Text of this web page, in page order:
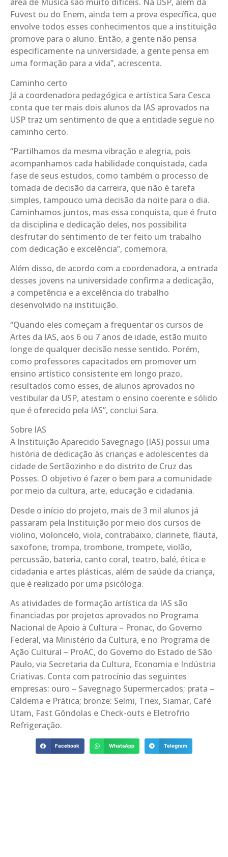
Fuvest ou do Enem, ainda tem a prova específica, que
envolve todos esses conhecimentos que a instituição
promove para o aluno. Então, a gente não pensa
especificamente na universidade, a gente pensa em
uma formação para a vida”, acrescenta.
Caminho certo
Já a coordenadora pedagógica e artística Sara Cesca
conta que ter mais dois alunos da IAS aprovados na
USP traz um sentimento de que a entidade segue no
caminho certo.
“Partilhamos da mesma vibração e alegria, pois
acompanhamos cada habilidade conquistada, cada
fase de seus estudos, como também o processo de
tomada de decisão da carreira, que não é tarefa
simples, tampouco uma decisão da noite para o dia.
Caminhamos juntos, mas essa conquista, que é fruto
da disciplina e dedicação deles, nos possibilita
desfrutar do sentimento de ter feito um trabalho
com dedicação e excelência”, comemora.
Além disso, de acordo com a coordenadora, a entrada
desses jovens na universidade confirma a dedicação,
a competência e a excelência do trabalho
desenvolvido na instituição.
“Quando eles começam a frequentar os cursos de
Artes da IAS, aos 6 ou 7 anos de idade, estão muito
longe de qualquer decisão nesse sentido. Porém,
como professores capacitados em promover um
ensino artístico consistente em longo prazo,
resultados como esses, de alunos aprovados no
vestibular da USP, atestam o ensino coerente e sólido
que é oferecido pela IAS”, conclui Sara.
Sobre IAS
A Instituição Aparecido Savegnago (IAS) possui uma
história de dedicação às crianças e adolescentes da
cidade de Sertãozinho e do distrito de Cruz das
Posses. O objetivo é fazer o bem para a comunidade
por meio da cultura, arte, educação e cidadania.
Desde o início do projeto, mais de 3 mil alunos já
passaram pela Instituição por meio dos cursos de
violino, violoncelo, viola, contrabaixo, clarinete, flauta,
saxofone, trompa, trombone, trompete, violão,
percussão, bateria, canto coral, teatro, balé, ética e
cidadania e artes plásticas, além de saúde da criança,
que é realizado por uma psicóloga.
As atividades de formação artística da IAS são
financiadas por projetos aprovados no Programa
Nacional de Apoio à Cultura – Pronac, do Governo
Federal, via Ministério da Cultura, e no Programa de
Ação Cultural – ProAC, do Governo do Estado de São
Paulo, via Secretaria da Cultura, Economia e Indústria
Criativas. Conta com patrocínio das seguintes
empresas: ouro – Savegnago Supermercados; prata –
Caldema e Prática; bronze: Selmi, Triex, Siamar, Café
Utam, Fast Gôndolas e Check-outs e Eletrofrio
Refrigeração.
Facebook WhatsApp Telegram